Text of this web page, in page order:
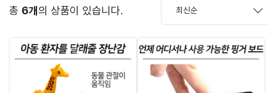
총 6개의 상품이 있습니다.